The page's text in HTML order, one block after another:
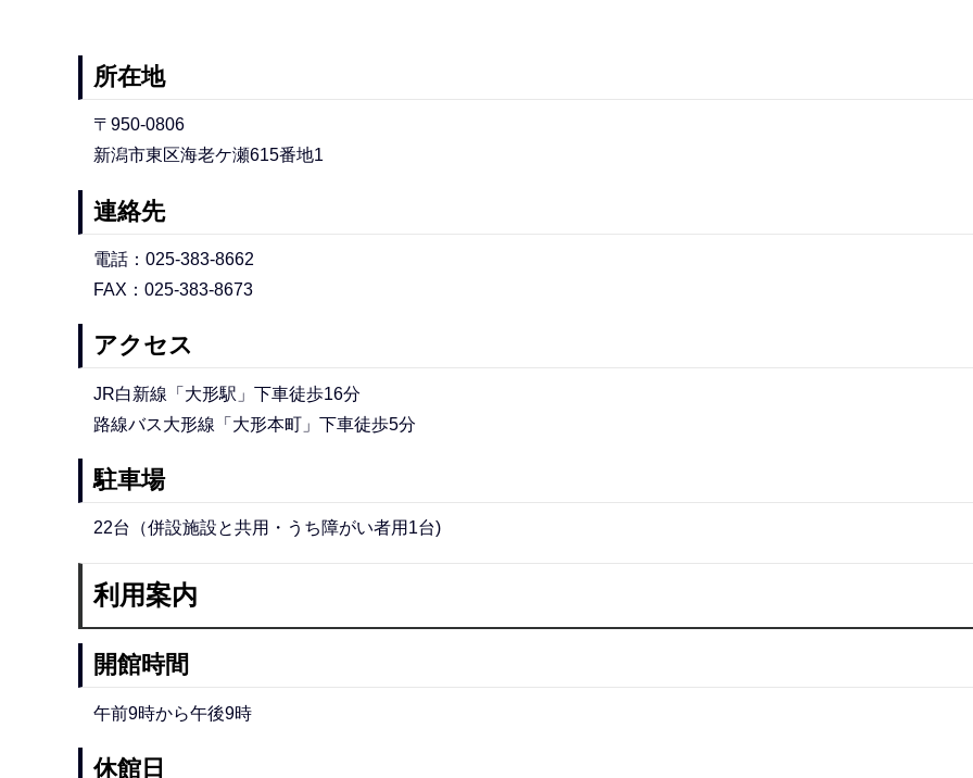
所在地
〒950-0806
新潟市東区海老ケ瀬615番地1
連絡先
電話：025-383-8662
FAX：025-383-8673
アクセス
JR白新線「大形駅」下車徒歩16分
路線バス大形線「大形本町」下車徒歩5分
駐車場
22台（併設施設と共用・うち障がい者用1台)
利用案内
開館時間
午前9時から午後9時
休館日